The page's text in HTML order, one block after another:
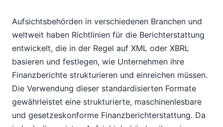
Aufsichtsbehörden in verschiedenen Branchen und
weltweit haben Richtlinien für die Berichterstattung
entwickelt, die in der Regel auf XML oder XBRL
basieren und festlegen, wie Unternehmen ihre
Finanzberichte strukturieren und einreichen müssen.
Die Verwendung dieser standardisierten Formate
gewährleistet eine strukturierte, maschinenlesbare
und gesetzeskonforme Finanzberichterstattung. Da